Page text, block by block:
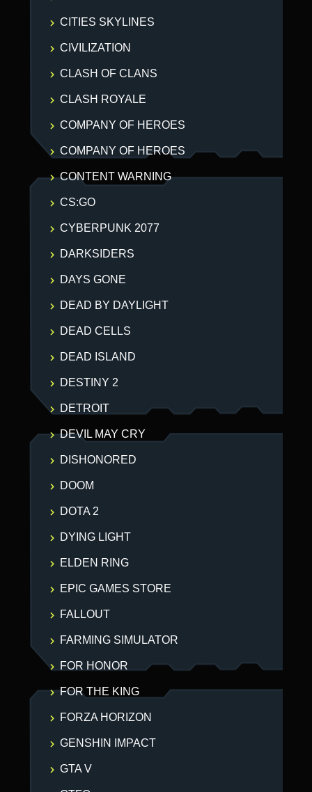
CITIES SKYLINES
CIVILIZATION
CLASH OF CLANS
CLASH ROYALE
COMPANY OF HEROES
COMPANY OF HEROES
CONTENT WARNING
CS:GO
CYBERPUNK 2077
DARKSIDERS
DAYS GONE
DEAD BY DAYLIGHT
DEAD CELLS
DEAD ISLAND
DESTINY 2
DETROIT
DEVIL MAY CRY
DISHONORED
DOOM
DOTA 2
DYING LIGHT
ELDEN RING
EPIC GAMES STORE
FALLOUT
FARMING SIMULATOR
FOR HONOR
FOR THE KING
FORZA HORIZON
GENSHIN IMPACT
GTA V